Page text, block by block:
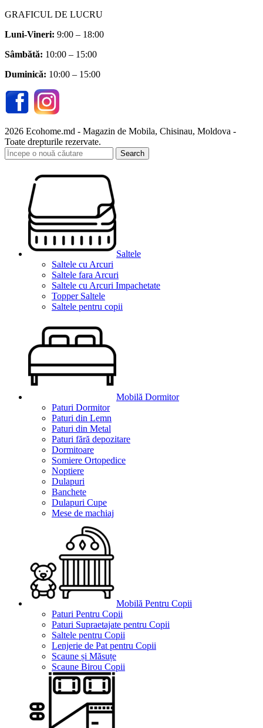
GRAFICUL DE LUCRU
Luni-Vineri: 9:00 – 18:00
Sâmbătă: 10:00 – 15:00
Duminică: 10:00 – 15:00
2026 Ecohome.md - Magazin de Mobila, Chisinau, Moldova -
Toate drepturile rezervate.
Search
Saltele
Saltele cu Arcuri
Saltele fara Arcuri
Saltele cu Arcuri Impachetate
Topper Saltele
Saltele pentru copii
Mobilă Dormitor
Paturi Dormitor
Paturi din Lemn
Paturi din Metal
Paturi fără depozitare
Dormitoare
Somiere Ortopedice
Noptiere
Dulapuri
Banchete
Dulapuri Cupe
Mese de machiaj
Mobilă Pentru Copii
Paturi Pentru Copii
Paturi Supraetajate pentru Copii
Saltele pentru Copii
Lenjerie de Pat pentru Copii
Scaune și Măsuțe
Scaune Birou Copii